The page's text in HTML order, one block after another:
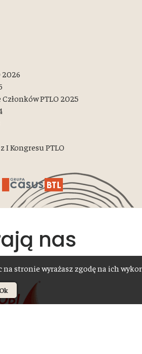
2026
PTLO 2025
I Kongresu PTLO
stronie wyrażasz zgodę na ich
Ok
nas